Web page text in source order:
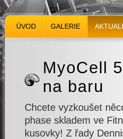
ÚVOD GALERIE
MyoCell
na baru
Chcete vyzkoušet
phase skladem ve
kusovky! Z řady